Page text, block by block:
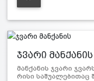
ჯვარი მანქანის
მანქანის ჯვარი
რისი საშუალებითაც